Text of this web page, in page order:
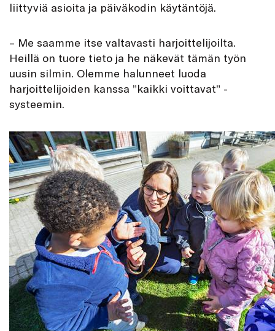
liittyviä asioita ja päiväkodin käytäntöjä.
– Me saamme itse valtavasti harjoittelijoilta.
Heillä on tuore tieto ja he näkevät tämän työn
uusin silmin. Olemme halunneet luoda
harjoittelijoiden kanssa ”kaikki voittavat” -
systeemin.